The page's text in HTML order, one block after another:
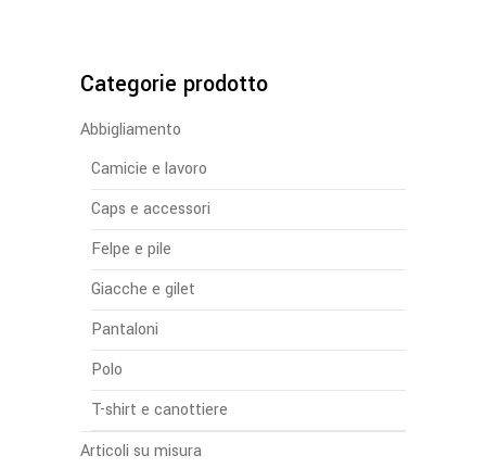
Categorie prodotto
Abbigliamento
Camicie e lavoro
Caps e accessori
Felpe e pile
Giacche e gilet
Pantaloni
Polo
T-shirt e canottiere
Articoli su misura